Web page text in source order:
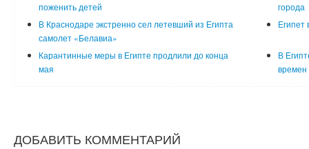
поженить детей
города
В Краснодаре экстренно сел летевший из Египта
самолет «Белавиа»
Египет
Карантинные меры в Египте продлили до конца
мая
В
времен
ДОБАВИТЬ КОММЕНТАРИЙ